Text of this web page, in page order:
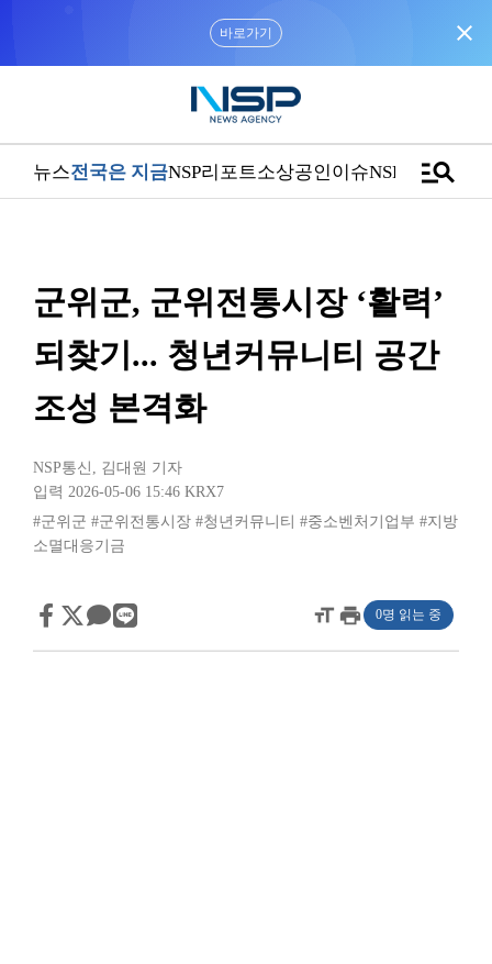
“우리는 독자가 구독할 수 있는 기사를 씁니다” close
뉴스전국은 지금NSP리포트소상공인이슈NSPTVmanage_search
군위군, 군위전통시장 ‘활력’
되찾기... 청년커뮤니티 공간
조성 본격화
NSP통신 , 김대원 기자
입력 2026-05-06 15:46 KRX7
#군위군 #군위전통시장 #청년커뮤니티 #중소벤처기업부 #지방
소멸대응기금
format_sizeprint 0명 읽는 중